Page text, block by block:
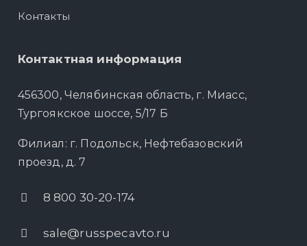
Контакты
Контактная информация
456300, Челябинская область, г. Миасс,
Тургоякское шоссе, 5/17 Б
Филиал: г. Подольск, Нефтебазовский
проезд, д. 7
8 800 30-20-174
sale@russpecavto.ru